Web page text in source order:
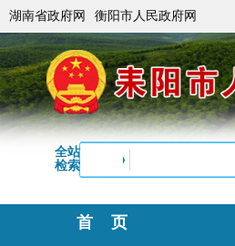
湖南省政府网 衡阳市人民政府网
全站
检索
首 页